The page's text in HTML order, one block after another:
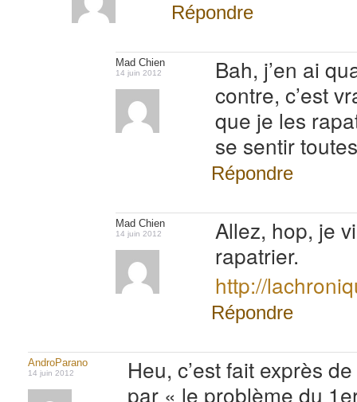
Répondre
Mad Chien
14 juin 2012
Bah, j’en ai
contre, c’est
que je les
se sentir
Répondre
Mad Chien
14 juin 2012
Allez, hop, je
rapatrier.
http://
Répondre
AndroParano
14 juin 2012
Heu, c’est fait exprès
par « le problème du